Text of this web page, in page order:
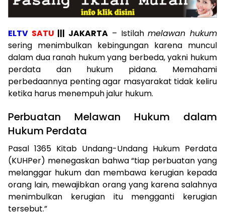
ELTV SATU ||| JAKARTA – Istilahmelawan hukum
sering menimbulkan kebingungan karena muncul
dalam dua ranah hukum yang berbeda, yakni hukum
perdata dan hukum pidana. Memahami
perbedaannya penting agar masyarakat tidak keliru
ketika harus menempuh jalur hukum.
Perbuatan Melawan Hukum dalam
Hukum Perdata
Pasal 1365 Kitab Undang-Undang Hukum Perdata
(KUHPer) menegaskan bahwa “tiap perbuatan yang
melanggar hukum dan membawa kerugian kepada
orang lain, mewajibkan orang yang karena salahnya
menimbulkan kerugian itu mengganti kerugian
tersebut.”